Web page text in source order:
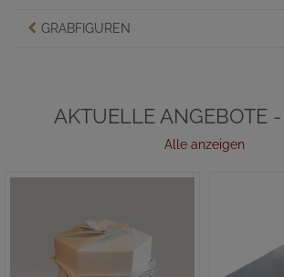
GRABFIGUREN
AKTUELLE ANGEBOTE -
Alle anzeigen